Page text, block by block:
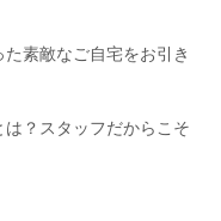
素敵なご自宅をお引き
？スタッフだからこそ